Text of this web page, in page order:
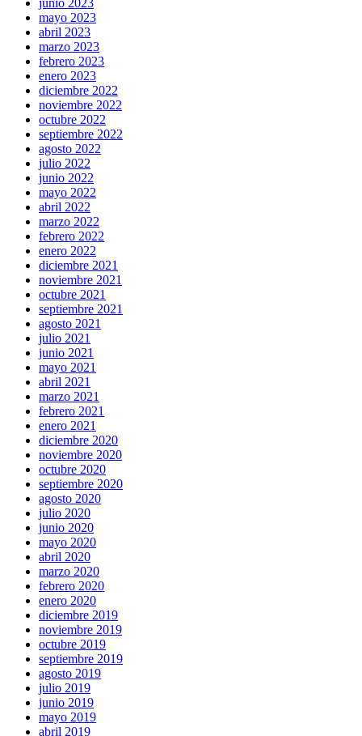
junio 2023
mayo 2023
abril 2023
marzo 2023
febrero 2023
enero 2023
diciembre 2022
noviembre 2022
octubre 2022
septiembre 2022
agosto 2022
julio 2022
junio 2022
mayo 2022
abril 2022
marzo 2022
febrero 2022
enero 2022
diciembre 2021
noviembre 2021
octubre 2021
septiembre 2021
agosto 2021
julio 2021
junio 2021
mayo 2021
abril 2021
marzo 2021
febrero 2021
enero 2021
diciembre 2020
noviembre 2020
octubre 2020
septiembre 2020
agosto 2020
julio 2020
junio 2020
mayo 2020
abril 2020
marzo 2020
febrero 2020
enero 2020
diciembre 2019
noviembre 2019
octubre 2019
septiembre 2019
agosto 2019
julio 2019
junio 2019
mayo 2019
abril 2019